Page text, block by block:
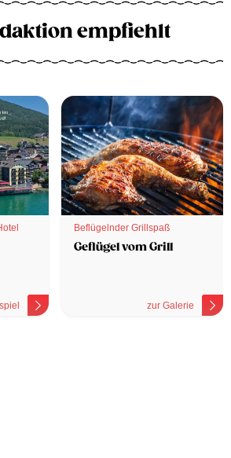
empfiehlt
Beflügelnder Grillspaß
Geflügel vom Grill
zur Galerie